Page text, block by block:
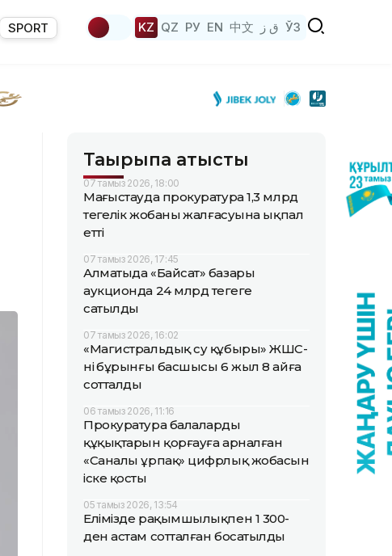
SPORT KZ QZ РУ EN 中文 ق ز ЎЗ
Тақырыпқа қатысты
07 тамыз 2026, 18:00
Маңғыстауда прокуратура 1,3 млрд
теңгелік жобаның жалғасуына ықпал
етті
07 тамыз 2026, 17:45
Алматыда «Байсат» базары
аукционда 24 млрд теңгеге
сатылды
07 тамыз 2026, 16:02
«Магистральдық су құбыры» ЖШС-
нің бұрынғы басшысы 6 жыл 8 айға
сотталды
06 тамыз 2026, 11:16
Прокуратура балалардың
құқықтарын қорғауға арналған
«Саналы ұрпақ» цифрлық жобасын
іске қосты
05 тамыз 2026, 13:54
Елімізде рақымшылықпен 1 300-
ден астам сотталған босатылды